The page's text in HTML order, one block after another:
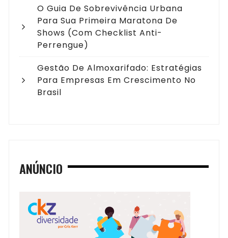
O Guia De Sobrevivência Urbana
Para Sua Primeira Maratona De
Shows (com Checklist Anti-
Perrengue)
Gestão De Almoxarifado: Estratégias
Para Empresas Em Crescimento No
Brasil
ANÚNCIO